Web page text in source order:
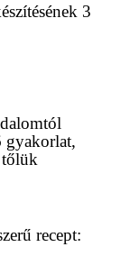
3
gyakorlat,
tőlük
recept: